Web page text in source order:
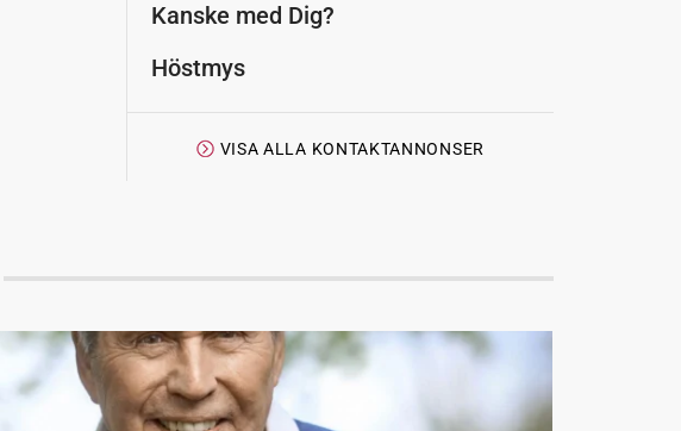
Kanske med Dig?
Höstmys
VISA ALLA KONTAKTANNONSER